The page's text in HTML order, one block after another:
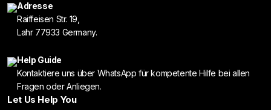
Adresse
Raiffeisen Str. 19,
Lahr 77933 Germany.
Help Guide
Kontaktiere uns über WhatsApp für kompetente Hilfe bei allen
Fragen oder Anliegen.
Let Us Help You